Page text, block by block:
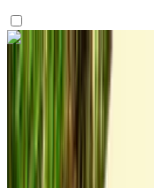
Vind je het leuk wat je
Audi Q3 S Line
Grijze coupé, 4
interieur
Internationale
Internationale